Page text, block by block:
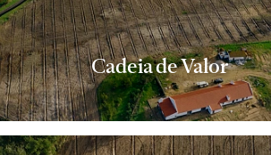
Cadeia de Valor